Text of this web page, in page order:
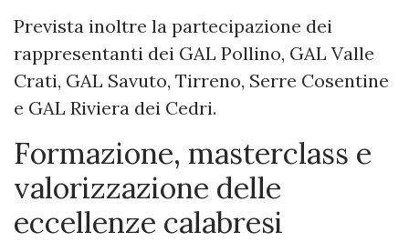
Prevista inoltre la partecipazione dei
rappresentanti dei GAL Pollino, GAL Valle
Crati, GAL Savuto, Tirreno, Serre Cosentine
e GAL Riviera dei Cedri.
Formazione, masterclass e
valorizzazione delle
eccellenze calabresi